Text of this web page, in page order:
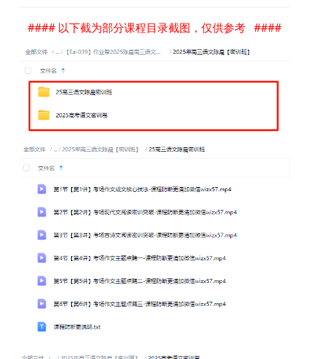
#### 以下截为部分课程目录截图，仅供参考 ####